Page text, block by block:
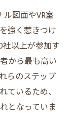
評判まと
売却強み
力を高める
図面やVR室
強く惹きつけ
以上が参加す
から最も高い
らのステップ
ているため、
となっていま